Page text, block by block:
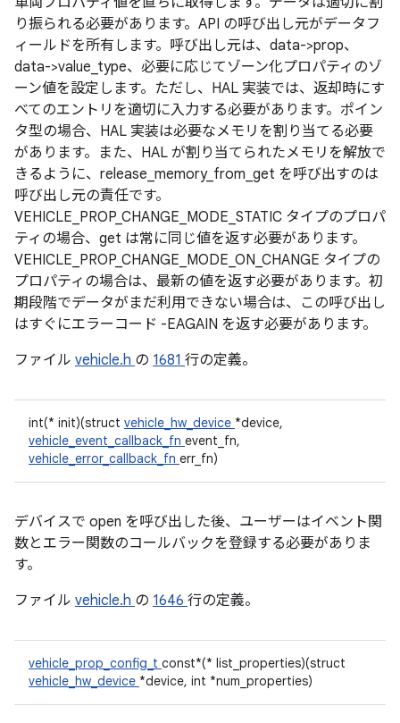
り振られる必要があります。API の呼び出し元がデータフ
ィールドを所有します。呼び出し元は、data->prop、
data->value_type、必要に応じてゾーン化プロパティのゾ
ーン値を設定します。ただし、HAL 実装では、返却時にす
べてのエントリを適切に入力する必要があります。ポイン
タ型の場合、HAL 実装は必要なメモリを割り当てる必要
があります。また、HAL が割り当てられたメモリを解放で
きるように、release_memory_from_get を呼び出すのは
呼び出し元の責任です。
VEHICLE_PROP_CHANGE_MODE_STATIC タイプのプロパ
ティの場合、get は常に同じ値を返す必要があります。
VEHICLE_PROP_CHANGE_MODE_ON_CHANGE タイプの
プロパティの場合は、最新の値を返す必要があります。初
期段階でデータがまだ利用できない場合は、この呼び出し
はすぐにエラーコード -EAGAIN を返す必要があります。
ファイル vehicle.h の 1681 行の定義。
int(* init)(struct vehicle_hw_device *device,
vehicle_event_callback_fn event_fn,
vehicle_error_callback_fn err_fn)
デバイスで open を呼び出した後、ユーザーはイベント関
数とエラー関数のコールバックを登録する必要がありま
す。
ファイル vehicle.h の 1646 行の定義。
vehicle_prop_config_t const*(* list_properties)(struct
vehicle_hw_device *device, int *num_properties)